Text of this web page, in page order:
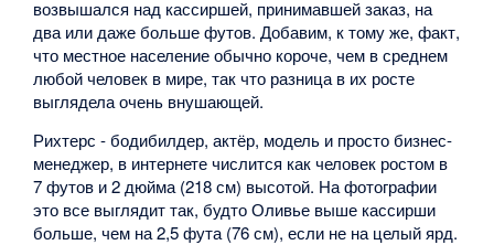
возвышался над кассиршей, принимавшей заказ, на
два или даже больше футов. Добавим, к тому же, факт,
что местное население обычно короче, чем в среднем
любой человек в мире, так что разница в их росте
выглядела очень внушающей.
Рихтерс - бодибилдер, актёр, модель и просто бизнес-
менеджер, в интернете числится как человек ростом в
7 футов и 2 дюйма (218 см) высотой. На фотографии
это все выглядит так, будто Оливье выше кассирши
больше, чем на 2,5 фута (76 см), если не на целый ярд.